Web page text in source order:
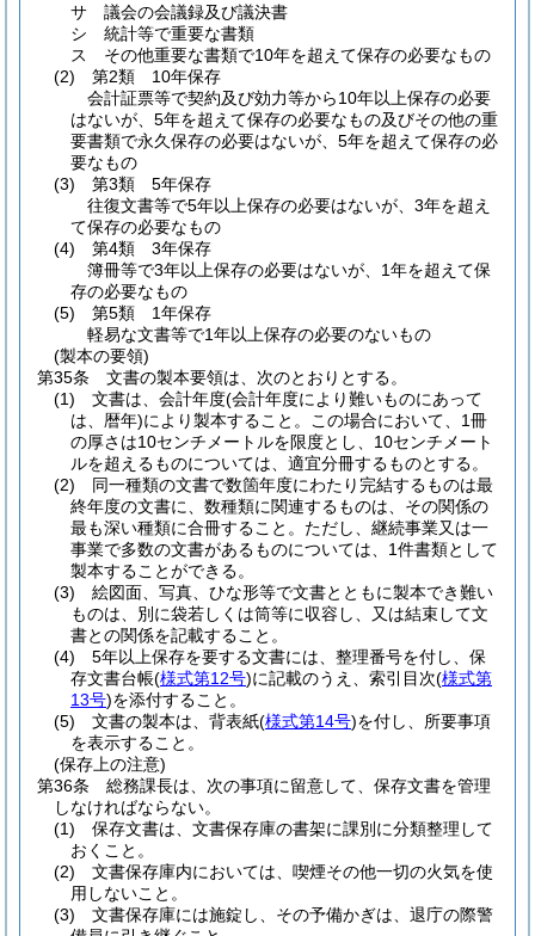
サ
議会の会議録及び議決書
シ
統計等で重要な書類
ス
その他重要な書類で10年を超えて保存の必要なもの
(2)
第2類 10年保存
会計証票等で契約及び効力等から10年以上保存の必要
はないが、5年を超えて保存の必要なもの及びその他の重
要書類で永久保存の必要はないが、5年を超えて保存の必
要なもの
(3)
第3類 5年保存
往復文書等で5年以上保存の必要はないが、3年を超え
て保存の必要なもの
(4)
第4類 3年保存
簿冊等で3年以上保存の必要はないが、1年を超えて保
存の必要なもの
(5)
第5類 1年保存
軽易な文書等で1年以上保存の必要のないもの
(製本の要領)
第35条
文書の製本要領は、次のとおりとする。
(1)
文書は、会計年度(会計年度により難いものにあって
は、暦年)により製本すること。
この場合において、1冊
の厚さは10センチメートルを限度とし、10センチメート
ルを超えるものについては、適宜分冊するものとする。
(2)
同一種類の文書で数箇年度にわたり完結するものは最
終年度の文書に、数種類に関連するものは、その関係の
最も深い種類に合冊すること。 ただし、継続事業又は一
事業で多数の文書があるものについては、1件書類として
製本することができる。
(3)
絵図面、写真、ひな形等で文書とともに製本でき難い
ものは、別に袋若しくは筒等に収容し、又は結束して文
書との関係を記載すること。
(4)
5年以上保存を要する文書には、整理番号を付し、保
存文書台帳(様式第12号)に記載のうえ、索引目次(様式第
13号)を添付すること。
(5)
文書の製本は、背表紙(様式第14号)を付し、所要事項
を表示すること。
(保存上の注意)
第36条
総務課長は、次の事項に留意して、保存文書を管理
しなければならない。
(1)
保存文書は、文書保存庫の書架に課別に分類整理して
おくこと。
(2)
文書保存庫内においては、喫煙その他一切の火気を使
用しないこと。
(3)
文書保存庫には施錠し、その予備かぎは、退庁の際警